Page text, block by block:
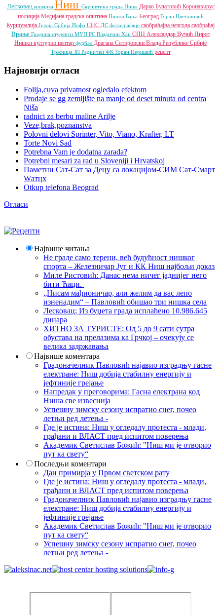
Лесковац кошарка Ниш Скупштина града Ниша Дарко Булатовић Коронавирус
полиција Медијана градска општина Нишка Бања Београд Горан Цветановић
Куршумлија Јужна Србија Инфо СНС ДС фотографије саобраћајна незгода саобраћај
Врање Градина студенти МУП РС Владичин Хан СПЦ Александар Вучић Пирот
Нишки културни центар фудбал Драгана Сотировски Влада Републике Србије
Тржница ЈП Раднички ФК Зоран Перишић рецепт
Најновији огласи
Folija,cuva privatnost ogledalo efektom
Prodaje se gg zemljište na manje od deset minuta od centra
Niša
radnici za berbu maline Arilje
Veze,brak,poznanstva
Polovni delovi Sprinter, Vito, Viano, Krafter, LT
Torte Novi Sad
Potrebna Vam je dodatna zarada?
Potrebni mesari za rad u Sloveniji i Hrvatskoj
Паметни Сат-Сат за Децу са локацијом-СИМ Сат-Смарт
Wатцх
Otkup telefona Beograd
Огласи
Највише читања
Не граде само терени, већ будућност нишког
спорта – Железничар Југ и КК Ниш најбољи доказ
Миле Ристовић: Данас нема ничег јаднијег него
бити Ћаци.
„Нисам мађионичар, али желим да вас лепо
изненадим“ – Павловић обишао три нишка села
Лесковац; Из буџета града исплаћено 10.986.645
динара
ХИТНО ЗА ТУРИСТЕ: Од 5 до 9 сати сутра
обустава на прелазима ка Грчкој – очекују се
велика задржавања
Највише коментара
Градоначелник Павловић најавио изградњу гасне
електране: Ниш добија стабилну енергију и
јефтиније грејање
Напредак у преговорима: Гасна електрана код
Ниша све извеснија
Успешну зимску сезону испратио снег, почео
летњи ред летења -
Где је истина: Ниш у огледалу протеста - млади,
грађани и ВЛАСТ пред испитом поверења
Академик Светислав Божић: "Ниш ми је отворио
пут ка свету“
Последњи коментари
Дан примирја у Првом светском рату
Где је истина: Ниш у огледалу протеста - млади,
грађани и ВЛАСТ пред испитом поверења
Градоначелник Павловић најавио изградњу гасне
електране: Ниш добија стабилну енергију и
јефтиније грејање
Академик Светислав Божић: "Ниш ми је отворио
пут ка свету“
Успешну зимску сезону испратио снег, почео
летњи ред летења -